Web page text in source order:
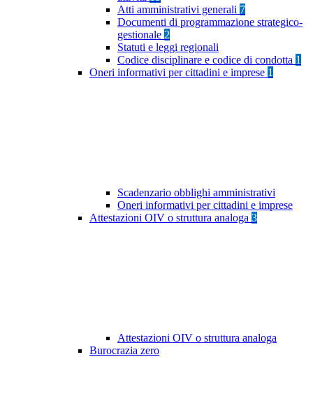
Atti amministrativi generali 7
Documenti di programmazione strategico-
gestionale 2
Statuti e leggi regionali
Codice disciplinare e codice di condotta 1
Oneri informativi per cittadini e imprese 1
Scadenzario obblighi amministrativi
Oneri informativi per cittadini e imprese
Attestazioni OIV o struttura analoga 3
Attestazioni OIV o struttura analoga
Burocrazia zero